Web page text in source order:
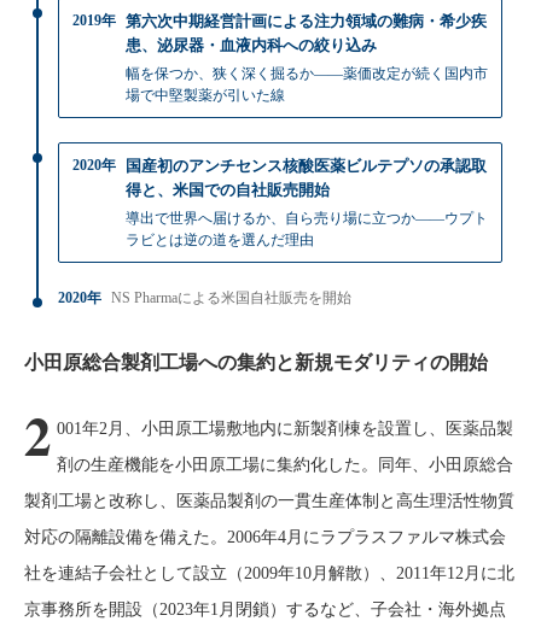
2019年 第六次中期経営計画による注力領域の難病・希少疾
患、泌尿器・血液内科への絞り込み
幅を保つか、狭く深く掘るか——薬価改定が続く国内市
場で中堅製薬が引いた線
2020年
国産初のアンチセンス核酸医薬ビルテプソの承認取
得と、米国での自社販売開始
導出で世界へ届けるか、自ら売り場に立つか——ウプト
ラビとは逆の道を選んだ理由
2020年 NS Pharmaによる米国自社販売を開始
小田原総合製剤工場への集約と新規モダリティの開始
2 001年2月、小田原工場敷地内に新製剤棟を設置し、医薬品製
剤の生産機能を小田原工場に集約化した。同年、小田原総合
製剤工場と改称し、医薬品製剤の一貫生産体制と高生理活性物質
対応の隔離設備を備えた。2006年4月にラプラスファルマ株式会
社を連結子会社として設立（2009年10月解散）、2011年12月に北
京事務所を開設（2023年1月閉鎖）するなど、子会社・海外拠点